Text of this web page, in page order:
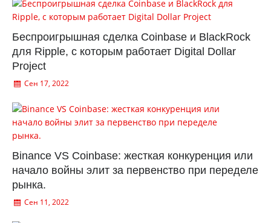
Беспроигрышная сделка Coinbase и BlackRock
для Ripple, с которым работает Digital Dollar
Project
Сен 17, 2022
Binance VS Coinbase: жесткая конкуренция или
начало войны элит за первенство при переделе
рынка.
Сен 11, 2022